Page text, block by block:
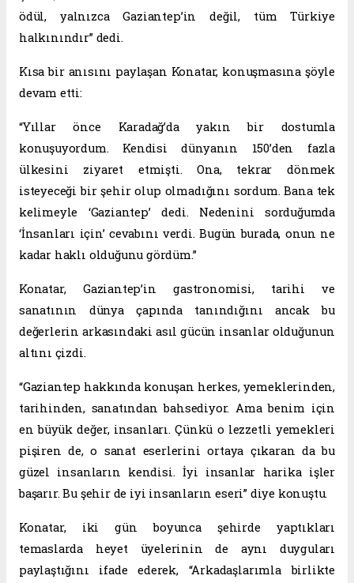
ödül, yalnızca Gaziantep’in değil, tüm Türkiye
halkınındır” dedi.
Kısa bir anısını paylaşan Konatar, konuşmasına şöyle
devam etti:
“Yıllar önce Karadağ’da yakın bir dostumla
konuşuyordum. Kendisi dünyanın 150’den fazla
ülkesini ziyaret etmişti. Ona, tekrar dönmek
isteyeceği bir şehir olup olmadığını sordum. Bana tek
kelimeyle ‘Gaziantep’ dedi. Nedenini sorduğumda
‘İnsanları için’ cevabını verdi. Bugün burada, onun ne
kadar haklı olduğunu gördüm.”
Konatar, Gaziantep’in gastronomisi, tarihi ve
sanatının dünya çapında tanındığını ancak bu
değerlerin arkasındaki asıl gücün insanlar olduğunun
altını çizdi.
“Gaziantep hakkında konuşan herkes, yemeklerinden,
tarihinden, sanatından bahsediyor. Ama benim için
en büyük değer, insanları. Çünkü o lezzetli yemekleri
pişiren de, o sanat eserlerini ortaya çıkaran da bu
güzel insanların kendisi. İyi insanlar harika işler
başarır. Bu şehir de iyi insanların eseri” diye konuştu.
Konatar, iki gün boyunca şehirde yaptıkları
temaslarda heyet üyelerinin de aynı duyguları
paylaştığını ifade ederek, “Arkadaşlarımla birlikte